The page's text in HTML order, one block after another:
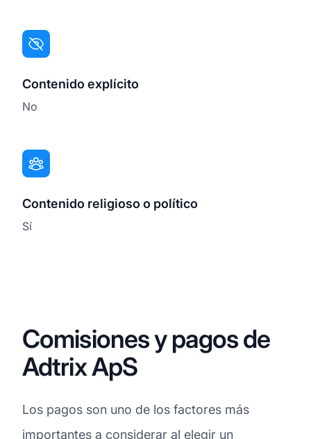
Contenido explícito
No
Contenido religioso o político
Sí
Comisiones y pagos de
Adtrix ApS
Los pagos son uno de los factores más
importantes a considerar al elegir un